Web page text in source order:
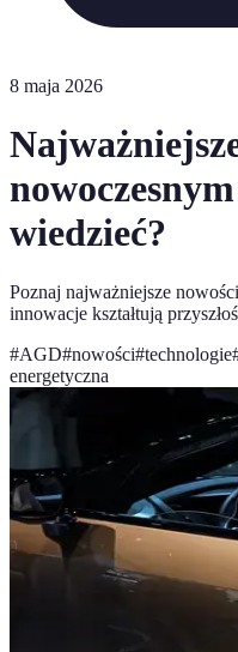
8 maja 2026
wiedzieć?
Poznaj najważniejsze
innowacje kształtują
#AGD#nowości#technologie
energetyczna